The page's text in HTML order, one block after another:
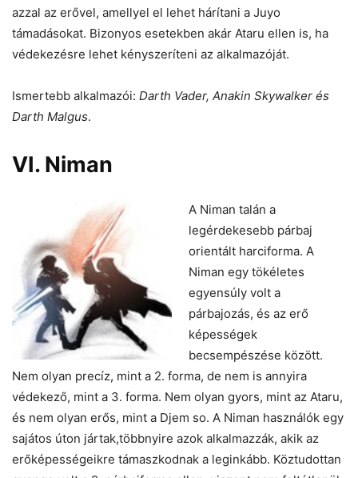
azzal az erővel, amellyel el lehet hárítani a Juyo
támadásokat. Bizonyos esetekben akár Ataru ellen is, ha
védekezésre lehet kényszeríteni az alkalmazóját.
Ismertebb alkalmazói: Darth Vader, Anakin Skywalker és
Darth Malgus.
VI. Niman
A Niman talán a
legérdekesebb párbaj
orientált harciforma. A
Niman egy tökéletes
egyensúly volt a
párbajozás, és az erő
képességek
becsempészése között.
Nem olyan precíz, mint a 2. forma, de nem is annyira
védekező, mint a 3. forma. Nem olyan gyors, mint az Ataru,
és nem olyan erős, mint a Djem so. A Niman használók egy
sajátos úton jártak,többnyire azok alkalmazzák, akik az
erőképességeikre támaszkodnak a leginkább. Köztudottan